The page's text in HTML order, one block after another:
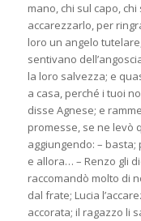
mano, chi sul capo,
accarezzarlo, per
loro un angelo
sentivano
la loro salvezza; e
a casa, perché i tuoi
disse Agnese; e
promesse, se ne levò
aggiungendo: –
e allora… – Renzo gli
raccomandò molto di
dal frate; Lucia
accorata; il ragazzo li